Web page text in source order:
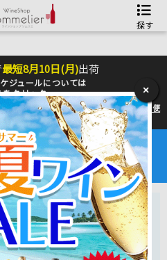
探す
最短8月10日(月)出荷
ジュールについては
をクリック
れが生じております。最新情報は佐川急便
ご確認下さい。
のご利用をお勧めいたします。
するデリケートな商品です。
にも是非ご利用ください。
×